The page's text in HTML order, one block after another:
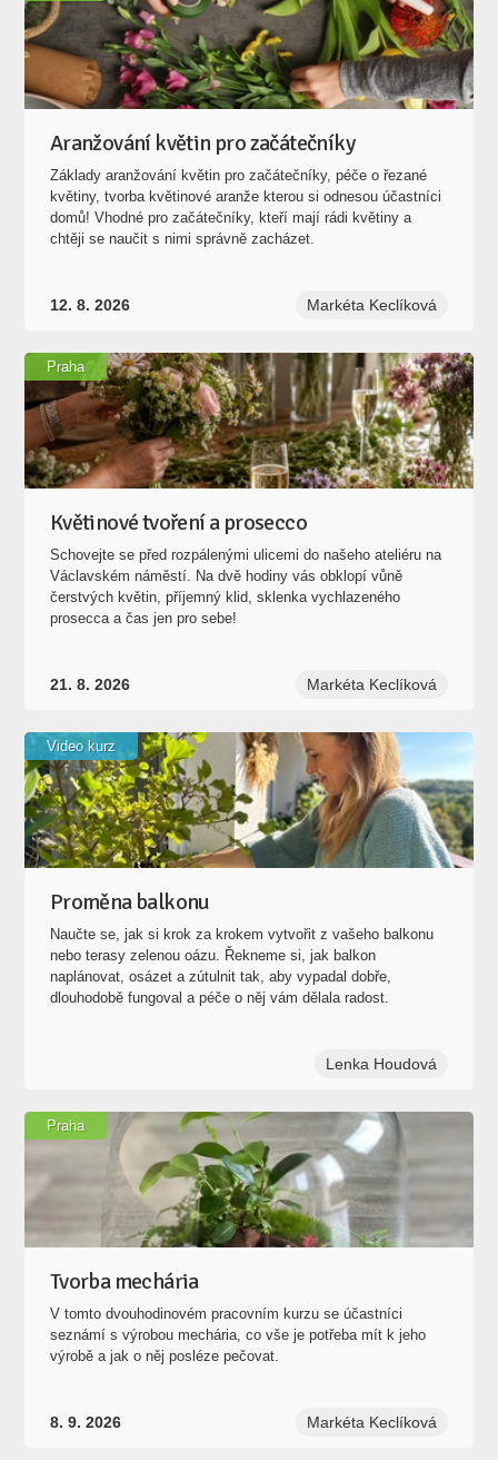
Aranžování květin pro začátečníky
Základy aranžování květin pro začátečníky, péče o řezané
květiny, tvorba květinové aranže kterou si odnesou účastníci
domů! Vhodné pro začátečníky, kteří mají rádi květiny a
chtěji se naučit s nimi správně zacházet.
12. 8. 2026 Markéta Keclíková
Květinové tvoření a prosecco
Schovejte se před rozpálenými ulicemi do našeho ateliéru na
Václavském náměstí. Na dvě hodiny vás obklopí vůně
čerstvých květin, příjemný klid, sklenka vychlazeného
prosecca a čas jen pro sebe!
21. 8. 2026 Markéta Keclíková
Praha
Proměna balkonu
Naučte se, jak si krok za krokem vytvořit z vašeho balkonu
nebo terasy zelenou oázu. Řekneme si, jak balkon
naplánovat, osázet a zútulnit tak, aby vypadal dobře,
dlouhodobě fungoval a péče o něj vám dělala radost.
Lenka Houdová
Video kurz
Tvorba mechária
V tomto dvouhodinovém pracovním kurzu se účastníci
seznámí s výrobou mechária, co vše je potřeba mít k jeho
výrobě a jak o něj posléze pečovat.
8. 9. 2026 Markéta Keclíková
Praha